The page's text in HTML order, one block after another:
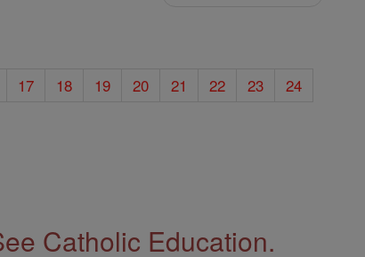
17 18 19 20 21 22 23
24
Catholic Education.